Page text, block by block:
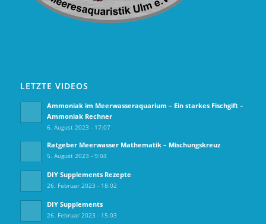
LETZTE VIDEOS
Ammoniak im Meerwasseraquarium – Ein starkes Fischgift –
Ammoniak Rechner
6. August 2023 - 17:07
Ratgeber Meerwasser Mathematik – Mischungskreuz
5. August 2023 - 9:04
DIY Supplements Rezepte
26. Februar 2023 - 18:02
DIY Supplements
26. Februar 2023 - 15:03